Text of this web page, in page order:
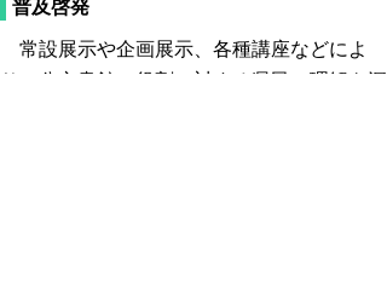
普及啓発
常設展示や企画展示、各種講座などによ
り、公文書館の役割に対する県民の理解を深